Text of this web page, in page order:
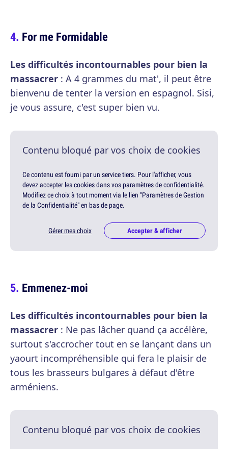
For me Formidable
Les difficultés incontournables pour bien la
massacrer : A 4 grammes du mat', il peut être
bienvenu de tenter la version en espagnol. Sisi,
je vous assure, c'est super bien vu.
Contenu bloqué par vos choix de cookies
Ce contenu est fourni par un service tiers. Pour l'afficher, vous
devez accepter les cookies dans vos paramètres de confidentialité.
Modifiez ce choix à tout moment via le lien "Paramètres de Gestion
de la Confidentialité" en bas de page.
Gérer mes choix Accepter & afficher
Emmenez-moi
Les difficultés incontournables pour bien la
massacrer : Ne pas lâcher quand ça accélère,
surtout s'accrocher tout en se lançant dans un
yaourt incompréhensible qui fera le plaisir de
tous les brasseurs bulgares à défaut d'être
arméniens.
Contenu bloqué par vos choix de cookies